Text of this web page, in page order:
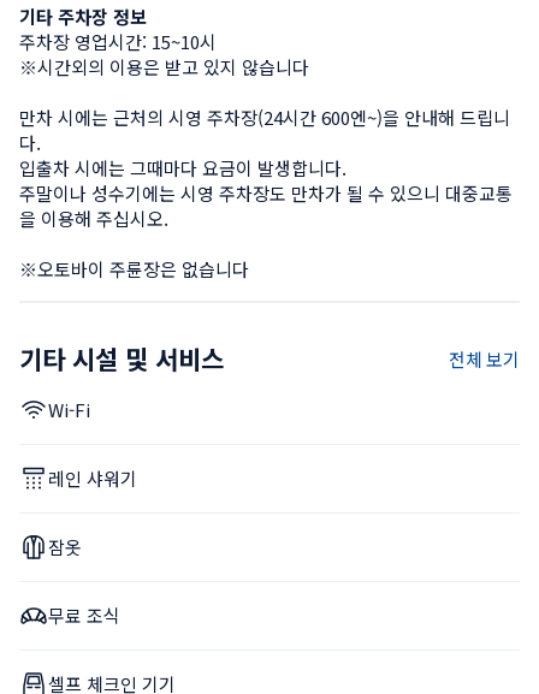
기타 주차장 정보
주차장 영업시간: 15~10시
※시간외의 이용은 받고 있지 않습니다
만차 시에는 근처의 시영 주차장(24시간 600엔~)을 안내해 드립니
다.
입출차 시에는 그때마다 요금이 발생합니다.
주말이나 성수기에는 시영 주차장도 만차가 될 수 있으니 대중교통
을 이용해 주십시오.
※오토바이 주륜장은 없습니다
기타 시설 및 서비스 전체 보기
Wi-Fi
레인 샤워기
잠옷
무료 조식
셀프 체크인 기기